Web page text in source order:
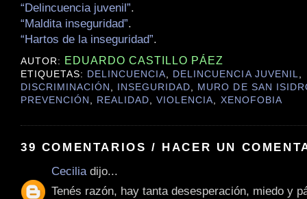
“Delincuencia juvenil”.
“Maldita inseguridad”.
“Hartos de la inseguridad”.
AUTOR: EDUARDO CASTILLO PÁEZ
ETIQUETAS: DELINCUENCIA, DELINCUENCIA JUVENIL,
DISCRIMINACIÓN , INSEGURIDAD, MURO DE SAN
PREVENCIÓN , REALIDAD,VIOLENCIA, XENOFOBIA
39 COMENTARIOS / HACER UN
Cecilia dijo...
Tenés razón, hay tanta desesperación, miedo y